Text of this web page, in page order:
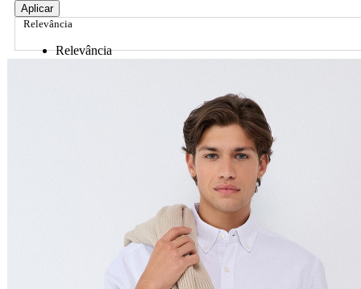
Aplicar
Relevância
Relevância
Nome do Produto A - Z
Nome do Produto Z - A